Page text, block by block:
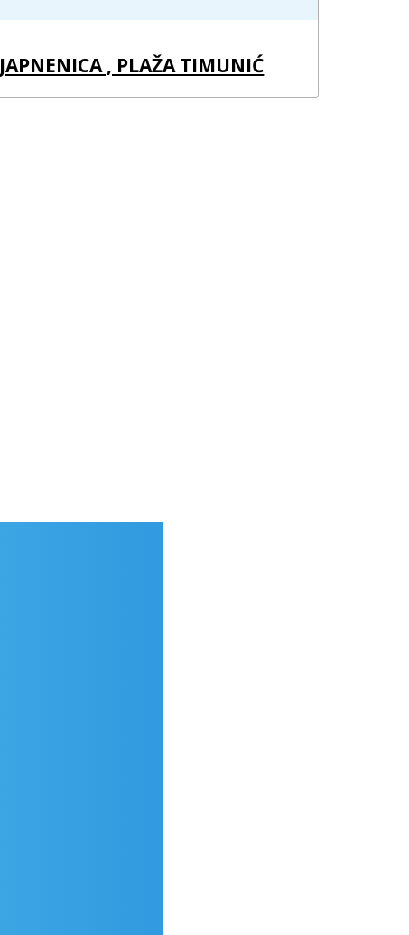
JAPNENICA , PLAŽA TIMUNIĆ